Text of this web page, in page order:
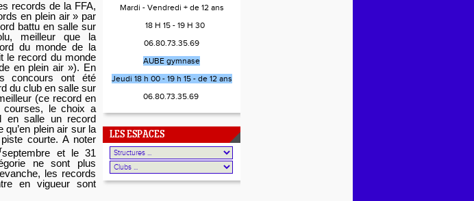
records de la FFA,
en plein air » par
battu en salle sur
meilleur que la
du monde de la
le record du monde
en plein air »). En
concours ont été
du club en salle sur
(ce record en
courses, le choix a
en salle un record
plein air sur la
courte. A noter
septembre et le 31
ne sont plus
les records
en vigueur sont
Mardi - Vendredi + de 12 ans
18 H 15 - 19 H 30
06.80.73.35.69
AUBE gymnase
Jeudi 18 h 00 - 19 h 15 - de 12 ans
06.80.73.35.69
LES ESPACES